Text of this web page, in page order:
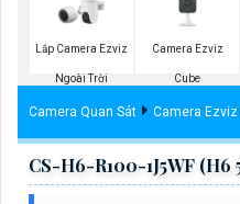
Lắp Camera Ezviz
Ngoài Trời
Camera Ezviz
Cube
Camera Quan Sát Camera Ezviz
CS-H6-R100-1J5WF (H6